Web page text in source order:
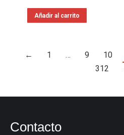
Añadir al carrito
← 1 … 9 10
312
Contacto